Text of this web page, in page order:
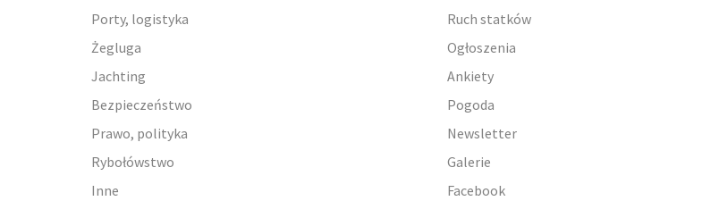
Porty, logistyka
Żegluga
Jachting
Bezpieczeństwo
Prawo, polityka
Rybołówstwo
Inne
Ruch statków
Ogłoszenia
Ankiety
Pogoda
Newsletter
Galerie
Facebook